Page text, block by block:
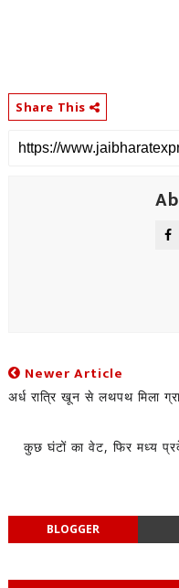
Share This
Newer Article
अर्ध रात्रि खून से लथपथ मिला
कुछ घंटों का वेट, फिर मध्य
BLOGGER